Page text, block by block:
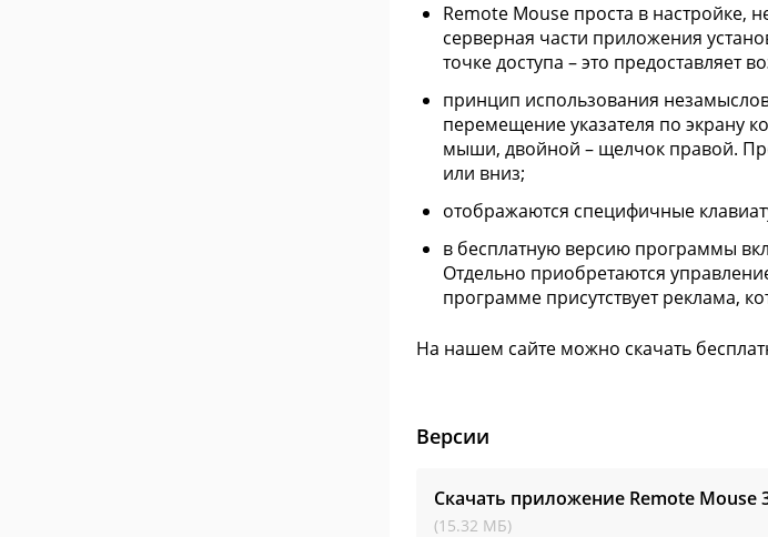
Remote Mouse проста в настройке,
серверная части приложения
точке доступа – это предоставляет
принцип использования
перемещение указателя по экрану
мыши, двойной – щелчок правой.
или вниз;
отображаются специфичные
в бесплатную версию программы
Отдельно приобретаются
программе присутствует реклама,
На нашем сайте можно скачать
Версии
Скачать приложение Remote Mouse
(15.32 МБ)